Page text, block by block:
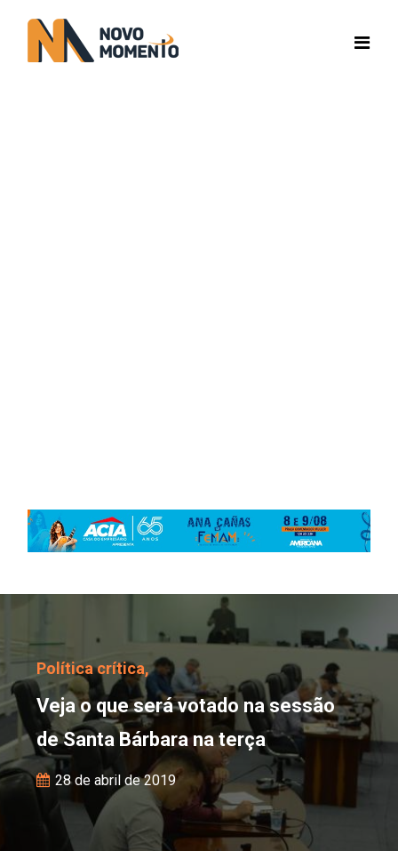
Veja o que será votado
Política crítica,
Veja o que será votado na sessão
de Santa Bárbara na terça
28 de abril de 2019